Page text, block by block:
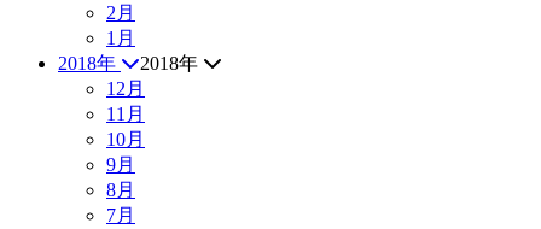
2月
1月
2018年
2018年
12月
11月
10月
9月
8月
7月